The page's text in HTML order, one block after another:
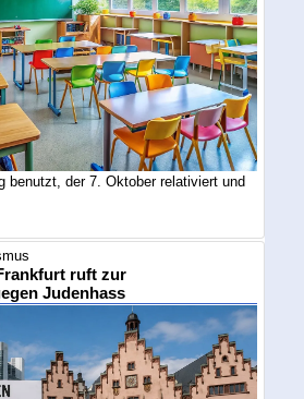
benutzt, der 7. Oktober relativiert und
ruft zur
Judenhass